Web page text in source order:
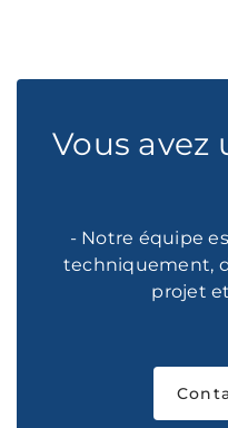
Vous avez
- Notre équipe
techniquement,
projet